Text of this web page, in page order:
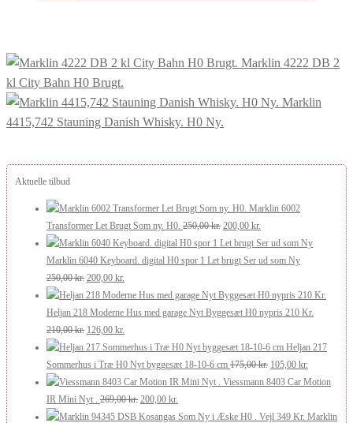
Marklin 4222 DB 2
kl City Bahn H0 Brugt.
Marklin
4415,742 Stauning Danish Whisky. H0 Ny.
Aktuelle tilbud
Marklin 6002
Transformer Let Brugt Som ny. H0. 250,00kr. Den
oprindelige
pris
250,00 kr..
200,00 kr.
aktuelle
pris
200,00 kr..
Marklin 6040 Keyboard. digital H0 spor 1 Let brugt Ser ud som Ny
250,00kr. Den
oprindelige
pris
var:
250,00 kr..
200,00 kr.
aktuelle
pris
200,00 kr..
Heljan 218 Moderne Hus med garage Nyt Byggesæt H0 nypris 210 Kr.
210,00kr. Den
oprindelige
pris
var:
210,00 kr..
126,00 kr.
aktuelle
pris
er:
126,00 kr..
Heljan 217
Sommerhus i Træ H0 Nyt byggesæt 18-10-6 cm 175,00kr. Den
oprindelige
var:
105,00 kr.
aktuelle
er:
Viessmann 8403 Car Motion
IR Mini Nyt .
269,00kr. Den
oprindelige
200,00 kr.
aktuelle
Marklin